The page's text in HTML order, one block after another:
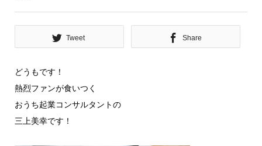
Tweet Share
どうもです！
熱烈ファンが食いつく
おうち起業コンサルタントの
三上美幸です！